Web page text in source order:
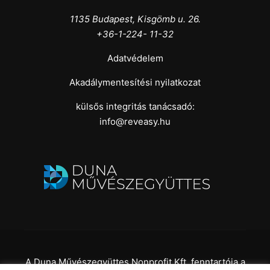
1135 Budapest, Kisgömb u. 26.
+36-1-224- 11-32
Adatvédelem
Akadálymentesítési nyilatkozat
külsős integritás tanácsadó:
info@reveasy.hu
A Duna Művészegyüttes Nonprofit Kft. fenntartója a